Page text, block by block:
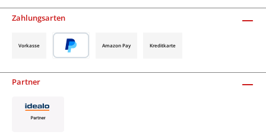
Zahlungsarten
Vorkasse Amazon Pay Kreditkarte
Partner